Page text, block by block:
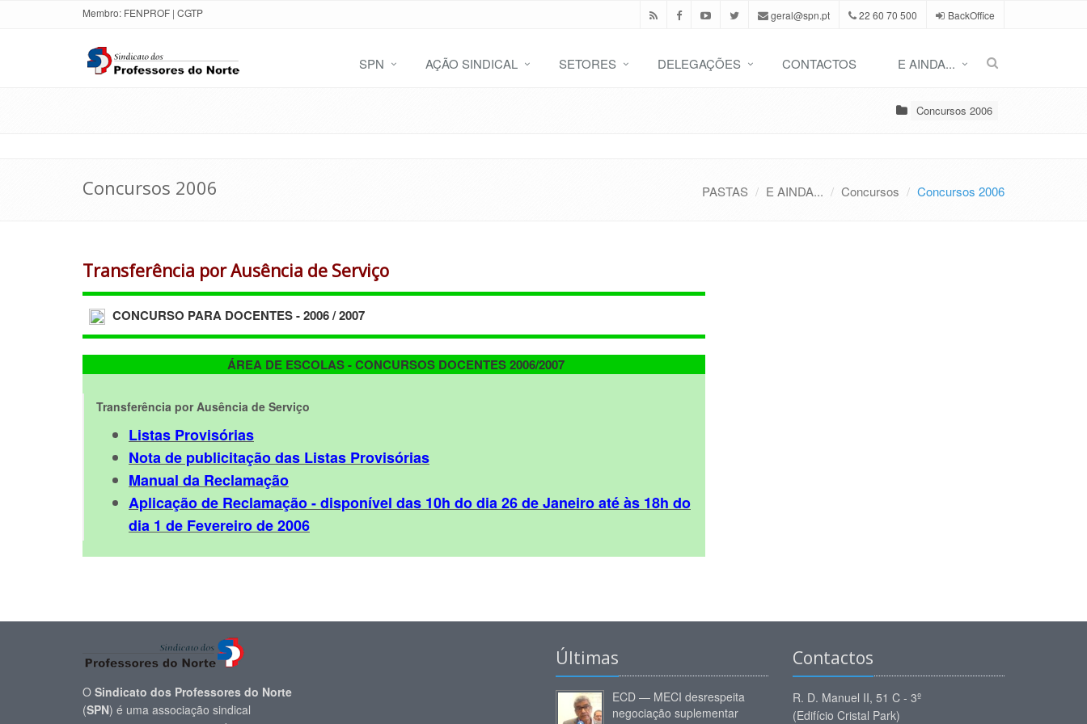
Membro: FENPROF | CGTP geral@spn.pt 22 60 70 500 BackOffice
SPN AÇÃO SINDICAL SETORES DELEGAÇÕES CONTACTOS E AINDA...
Concursos 2006
Concursos 2006 PASTAS E AINDA... Concursos Concursos 2006
Transferência por Ausência de Serviço
CONCURSO PARA DOCENTES - 2006 / 2007
ÁREA DE ESCOLAS - CONCURSOS DOCENTES 2006/2007
Transferência por Ausência de Serviço
Listas Provisórias
Nota de publicitação das Listas Provisórias
Manual da Reclamação
Aplicação de Reclamação - disponível das 10h do dia 26 de Janeiro até às 18h do
dia 1 de Fevereiro de 2006
O Sindicato dos Professores do Norte
(SPN) é uma associação sindical
Últimas
ECD — MECI desrespeita
negociação suplementar
Contactos
R. D. Manuel II, 51 C - 3º
(Edifício Cristal Park)